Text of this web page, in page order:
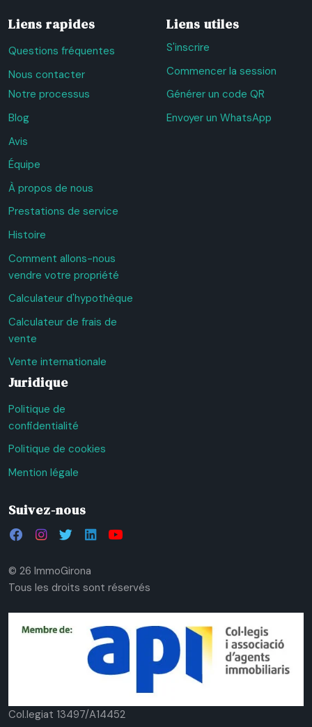
Liens rapides
Questions fréquentes
Nous contacter
Notre processus
Blog
Avis
Équipe
À propos de nous
Prestations de service
Histoire
Comment allons-nous
vendre votre propriété
Calculateur d'hypothèque
Calculateur de frais de
vente
Vente internationale
Liens utiles
S'inscrire
Commencer la session
Générer un code QR
Envoyer un WhatsApp
Juridique
Politique de
confidentialité
Politique de cookies
Mention légale
Suivez-nous
© 26 ImmoGirona
Tous les droits sont réservés
Col.legiat 13497/A14452